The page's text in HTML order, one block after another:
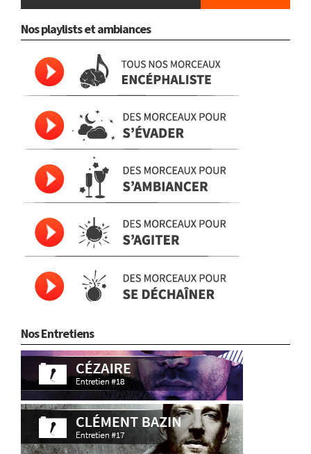
Nos playlists et ambiances
Nos Entretiens